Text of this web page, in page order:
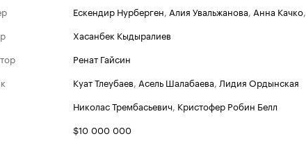
Ескендир Нурберген, Алия Увальжанова, Анна Качко,
Хасанбек Кыдыралиев
Ренат Гайсин
Куат Тлеубаев, Асель Шалабаева, Лидия Ордынская
Николас Трембасьевич, Кристофер Робин Белл
$10 000 000